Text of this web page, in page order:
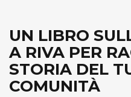
UN LIBRO
A RIVA PER
STORIA DEL
COMUNITÀ